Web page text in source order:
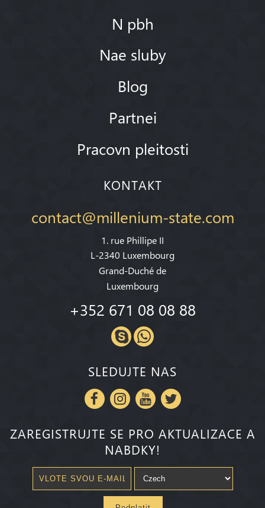
N pbh
Nae sluby
Blog
Partnei
Pracovn pleitosti
KONTAKT
contact@millenium-state.com
1. rue Phillipe II
L-2340 Luxembourg
Grand-Duché de
Luxembourg
+352 671 08 08 88
SLEDUJTE NAS
ZAREGISTRUJTE SE PRO AKTUALIZACE A
NABDKY!